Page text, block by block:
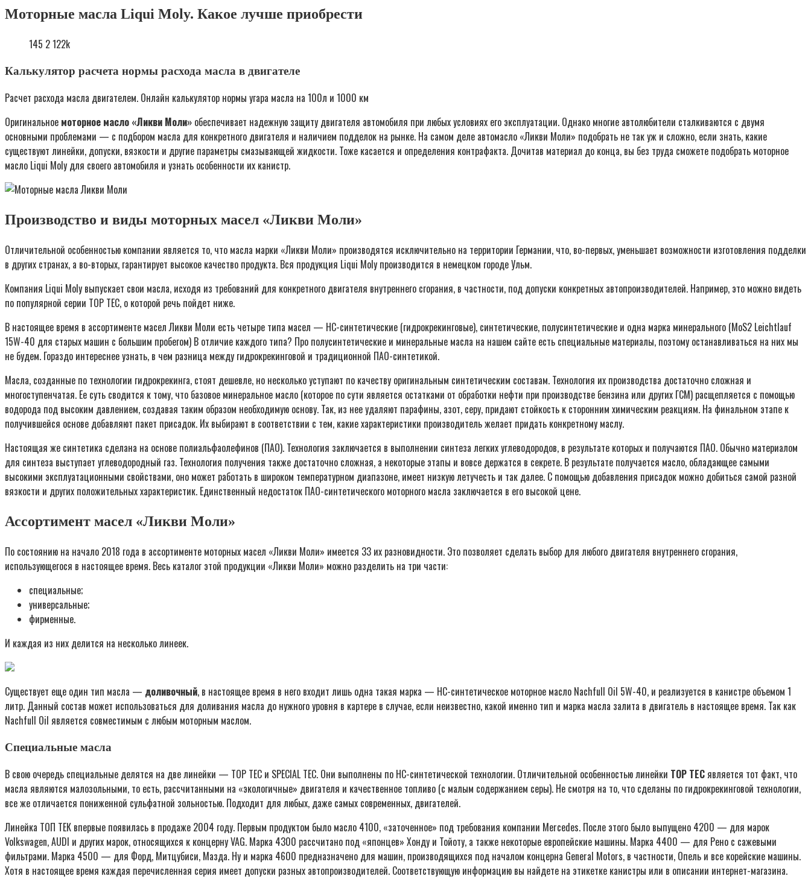
Моторные масла Liqui Moly. Какое лучше приобрести
145 2 122k
Калькулятор расчета нормы расхода масла в двигателе
Расчет расхода масла двигателем. Онлайн калькулятор нормы угара масла на 100л и 1000 км
Оригинальное моторное масло «Ликви Моли» обеспечивает надежную защиту двигателя автомобиля при любых условиях его эксплуатации. Однако многие автолюбители сталкиваются с двумя
основными проблемами — с подбором масла для конкретного двигателя и наличием подделок на рынке. На самом деле автомасло «Ликви Моли» подобрать не так уж и сложно, если знать, какие
существуют линейки, допуски, вязкости и другие параметры смазывающей жидкости. Тоже касается и определения контрафакта. Дочитав материал до конца, вы без труда сможете подобрать моторное
масло Liqui Moly для своего автомобиля и узнать особенности их канистр.
Производство и виды моторных масел «Ликви Моли»
Отличительной особенностью компании является то, что масла марки «Ликви Моли» производятся исключительно на территории Германии, что, во-первых, уменьшает возможности изготовления подделки
в других странах, а во-вторых, гарантирует высокое качество продукта. Вся продукция Liqui Moly производится в немецком городе Ульм.
Компания Liqui Moly выпускает свои масла, исходя из требований для конкретного двигателя внутреннего сгорания, в частности, под допуски конкретных автопроизводителей. Например, это можно видеть
по популярной серии TOP TEC, о которой речь пойдет ниже.
В настоящее время в ассортименте масел Ликви Моли есть четыре типа масел — НС-синтетические (гидрокрекинговые), синтетические, полусинтетические и одна марка минерального (MoS2 Leichtlauf
15W-40 для старых машин с большим пробегом) В отличие каждого типа? Про полусинтетические и минеральные масла на нашем сайте есть специальные материалы, поэтому останавливаться на них мы
не будем. Гораздо интереснее узнать, в чем разница между гидрокрекинговой и традиционной ПАО-синтетикой.
Масла, созданные по технологии гидрокрекинга, стоят дешевле, но несколько уступают по качеству оригинальным синтетическим составам. Технология их производства достаточно сложная и
многоступенчатая. Ее суть сводится к тому, что базовое минеральное масло (которое по сути является остатками от обработки нефти при производстве бензина или других ГСМ) расщепляется с помощью
водорода под высоким давлением, создавая таким образом необходимую основу. Так, из нее удаляют парафины, азот, серу, придают стойкость к сторонним химическим реакциям. На финальном этапе к
получившейся основе добавляют пакет присадок. Их выбирают в соответствии с тем, какие характеристики производитель желает придать конкретному маслу.
Настоящая же синтетика сделана на основе полиальфаолефинов (ПАО). Технология заключается в выполнении синтеза легких углеводородов, в результате которых и получаются ПАО. Обычно материалом
для синтеза выступает углеводородный газ. Технология получения также достаточно сложная, а некоторые этапы и вовсе держатся в секрете. В результате получается масло, обладающее самыми
высокими эксплуатационными свойствами, оно может работать в широком температурном диапазоне, имеет низкую летучесть и так далее. С помощью добавления присадок можно добиться самой разной
вязкости и других положительных характеристик. Единственный недостаток ПАО-синтетического моторного масла заключается в его высокой цене.
Ассортимент масел «Ликви Моли»
По состоянию на начало 2018 года в ассортименте моторных масел «Ликви Моли» имеется 33 их разновидности. Это позволяет сделать выбор для любого двигателя внутреннего сгорания,
использующегося в настоящее время. Весь каталог этой продукции «Ликви Моли» можно разделить на три части:
специальные;
универсальные;
фирменные.
И каждая из них делится на несколько линеек.
Существует еще один тип масла — доливочный, в настоящее время в него входит лишь одна такая марка — НС-синтетическое моторное масло Nachfull Oil 5W-40, и реализуется в канистре объемом 1
литр. Данный состав может использоваться для доливания масла до нужного уровня в картере в случае, если неизвестно, какой именно тип и марка масла залита в двигатель в настоящее время. Так как
Nachfull Oil является совместимым с любым моторным маслом.
Специальные масла
В свою очередь специальные делятся на две линейки — TOP TEC и SPECIAL TEC. Они выполнены по НС-синтетической технологии. Отличительной особенностью линейки TOP TECявляется тот факт, что
масла являются малозольными, то есть, рассчитанными на «экологичные» двигателя и качественное топливо (с малым содержанием серы). Не смотря на то, что сделаны по гидрокрекинговой технологии,
все же отличается пониженной сульфатной зольностью. Подходит для любых, даже самых современных, двигателей.
Линейка ТОП ТЕК впервые появилась в продаже 2004 году. Первым продуктом было масло 4100, «заточенное» под требования компании Mercedes. После этого было выпущено 4200 — для марок
Volkswagen, AUDI и других марок, относящихся к концерну VAG. Марка 4300 рассчитано под «японцев» Хонду и Тойоту, а также некоторые европейские машины. Марка 4400 — для Рено с сажевыми
фильтрами. Марка 4500 — для Форд, Митцубиси, Мазда. Ну и марка 4600 предназначено для машин, производящихся под началом концерна General Motors, в частности, Опель и все корейские машины.
Хотя в настоящее время каждая перечисленная серия имеет допуски разных автопроизводителей. Соответствующую информацию вы найдете на этикетке канистры или в описании интернет-магазина.